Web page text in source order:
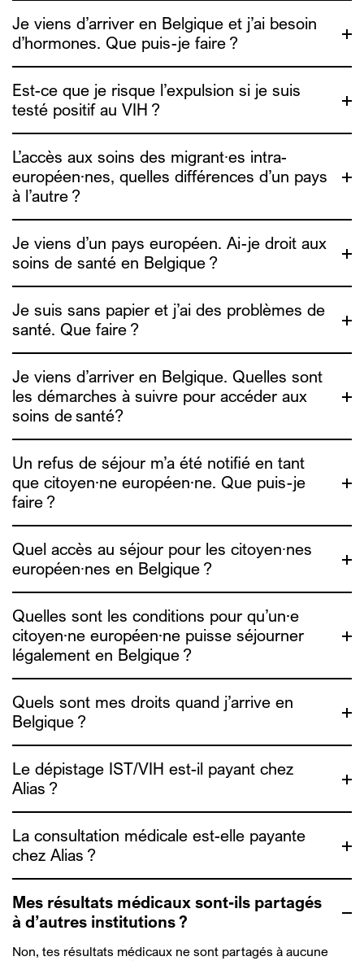
Je viens d’arriver en Belgique et j’ai besoin
d’hormones. Que puis-je faire ?
Genres Pluriels
Est-ce que je risque l’expulsion si je suis
testé positif au VIH ?
L’accès aux soins des migrant∙es intra-
européen·nes, quelles différences d’un pays
à l’autre ?
Medimmigrant
Je viens d’un pays européen. Ai-je droit aux
soins de santé en Belgique ?
Medimmigrant
Je suis sans papier et j’ai des problèmes de
santé. Que faire ?
Medimmigrant
Je viens d’arriver en Belgique. Quelles sont
les démarches à suivre pour accéder aux
soins de santé?
Medimmigrant
Un refus de séjour m’a été notifié en tant
que citoyen·ne européen·ne. Que puis-je
faire ?
ADDE
Quel accès au séjour pour les citoyen∙nes
européen∙nes en Belgique ?
l’ADDE
Quelles sont les conditions pour qu’un·e
citoyen·ne européen·ne puisse séjourner
légalement en Belgique ?
Quels sont mes droits quand j’arrive en
Belgique ?
l’Association pour le droit des
étrangers (ADDE)
Le dépistage IST/VIH est-il payant chez
Alias ?
La consultation médicale est-elle payante
chez Alias ?
ici
Mes résultats médicaux sont-ils partagés
à d’autres institutions ?
Non, tes résultats médicaux ne sont partagés à aucune